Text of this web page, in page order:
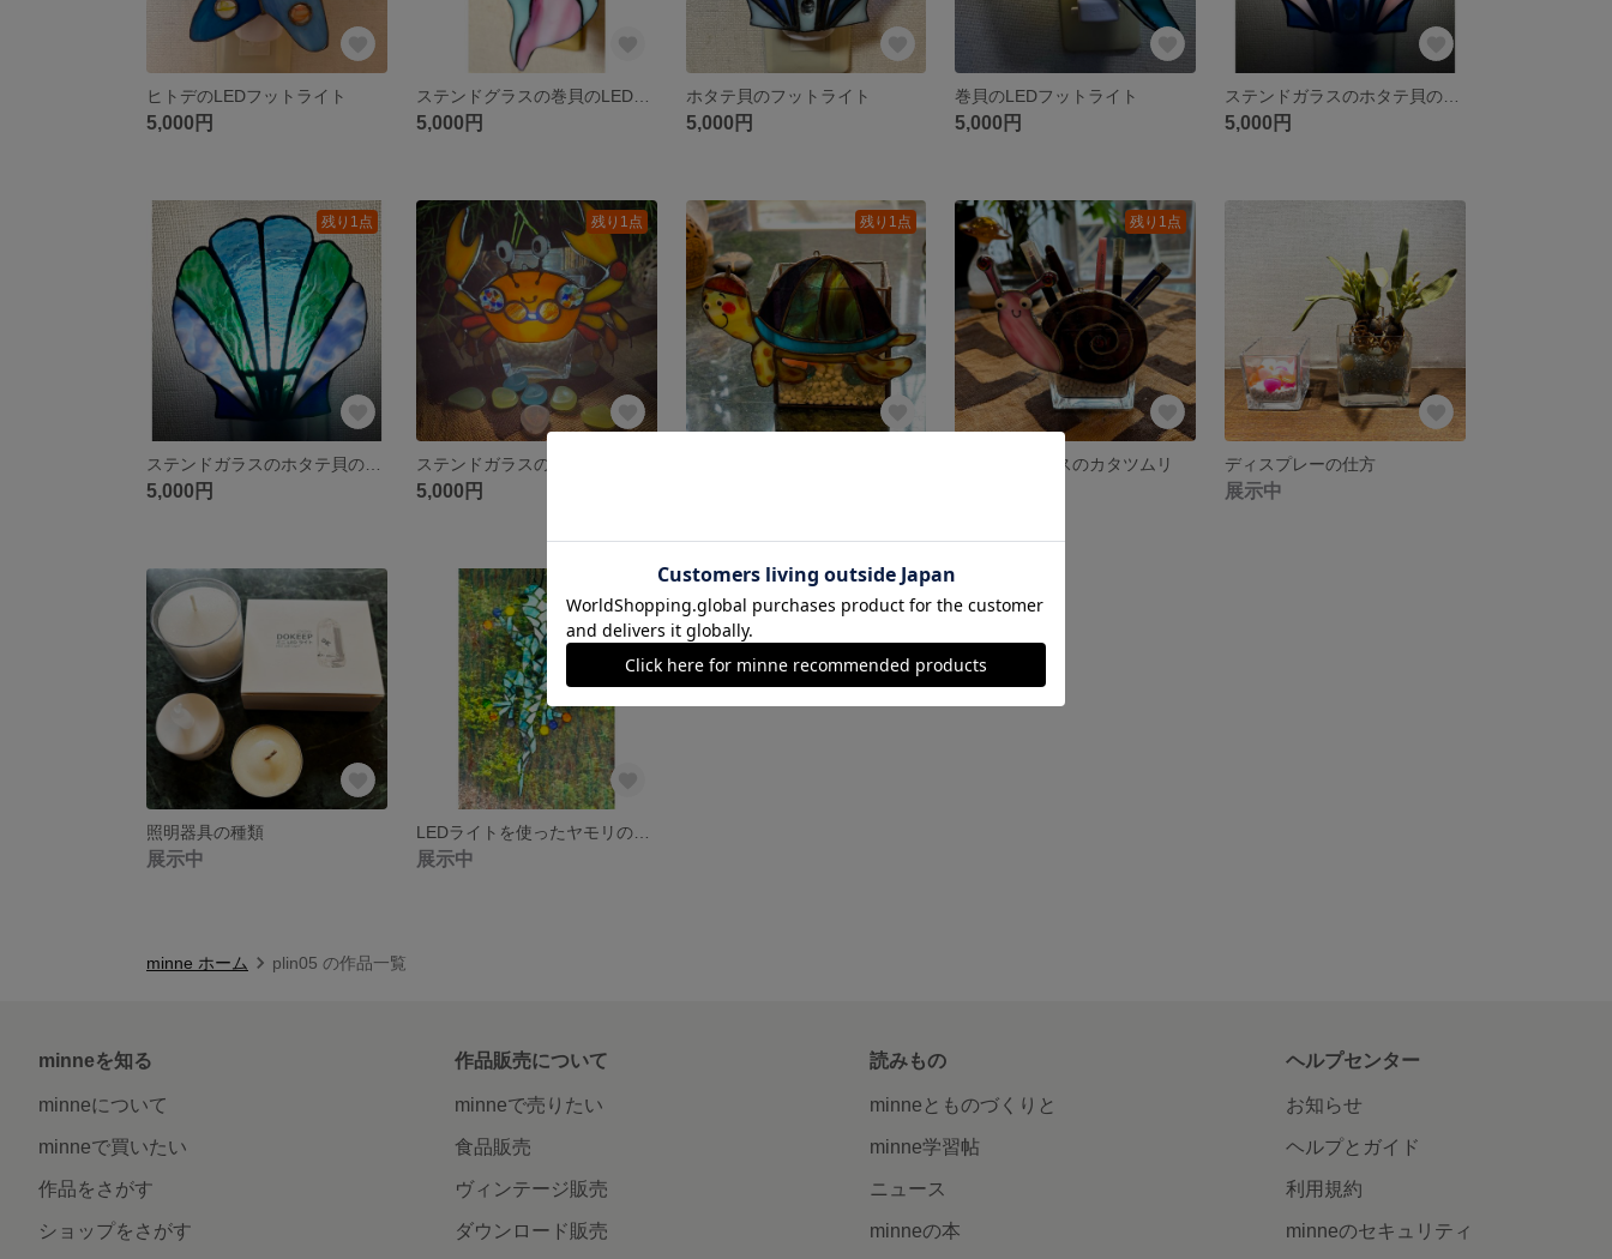
ヒトデのLEDフットライト
5,000円
ステンドグラスの巻貝のLEDフットライト
5,000円
ホタテ貝のフットライト
5,000円
巻貝のLEDフットライト
5,000円 5,000円
残り1点
5,000円
残り1点
5,000円
残り1点 残り1点
ステンドグラスのカタツムリ ディスプレーの仕方
展示中
照明器具の種類
展示中
LEDライトを使ったヤモリのステンドグラス
展示中
minne ホーム plin05 の作品一覧
minneを知る
minneについて
minneで買いたい
作品をさがす
ショップをさがす
作品販売について
minneで売りたい
食品販売
ヴィンテージ販売
ダウンロード販売
読みもの
minneとものづくりと
minne学習帖
ニュース
minneの本
ヘルプセンター
お知らせ
ヘルプとガイド
利用規約
minneのセキュリティ